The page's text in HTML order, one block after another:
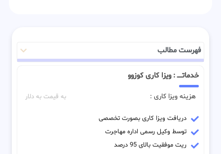
فهرست مطالب
خدماتـــــ : ویزا کاری کوزوو
هزینه ویزا کاری : به قیمت به دلار
دریافت ویزا کاری بصورت تخصصی
توسط وکیل رسمی اداره مهاجرت
ریت موفقیت بالای 95 درصد